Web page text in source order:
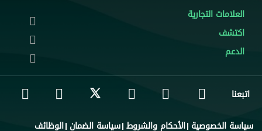
العلامات التجارية
اكتشف
الدعم
اتبعنا
سياسة الخصوصية الأحكام والشروط سياسة الضمان الوظائف